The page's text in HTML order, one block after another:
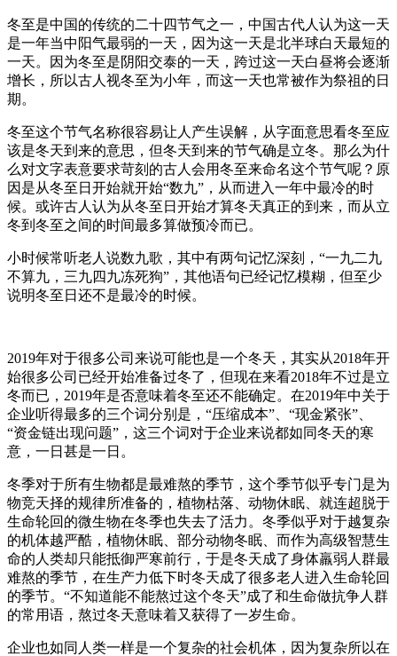
冬至是中国的传统的二十四节气之一，中国古代人认为这一天
是一年当中阳气最弱的一天，因为这一天是北半球白天最短的
一天。因为冬至是阴阳交泰的一天，跨过这一天白昼将会逐渐
增长，所以古人视冬至为小年，而这一天也常被作为祭祖的日
期。
冬至这个节气名称很容易让人产生误解，从字面意思看冬至应
该是冬天到来的意思，但冬天到来的节气确是立冬。那么为什
么对文字表意要求苛刻的古人会用冬至来命名这个节气呢？原
因是从冬至日开始就开始“数九”，从而进入一年中最冷的时
候。或许古人认为从冬至日开始才算冬天真正的到来，而从立
冬到冬至之间的时间最多算做预冷而已。
小时候常听老人说数九歌，其中有两句记忆深刻，“一九二九
不算九，三九四九冻死狗”，其他语句已经记忆模糊，但至少
说明冬至日还不是最冷的时候。
2019年对于很多公司来说可能也是一个冬天，其实从2018年开
始很多公司已经开始准备过冬了，但现在来看2018年不过是立
冬而已，2019年是否意味着冬至还不能确定。在2019年中关于
企业听得最多的三个词分别是，“压缩成本”、“现金紧张”、
“资金链出现问题”，这三个词对于企业来说都如同冬天的寒
意，一日甚是一日。
冬季对于所有生物都是最难熬的季节，这个季节似乎专门是为
物竞天择的规律所准备的，植物枯落、动物休眠、就连超脱于
生命轮回的微生物在冬季也失去了活力。冬季似乎对于越复杂
的机体越严酷，植物休眠、部分动物冬眠、而作为高级智慧生
命的人类却只能抵御严寒前行，于是冬天成了身体羸弱人群最
难熬的季节，在生产力低下时冬天成了很多老人进入生命轮回
的季节。“不知道能不能熬过这个冬天”成了和生命做抗争人群
的常用语，熬过冬天意味着又获得了一岁生命。
企业也如同人类一样是一个复杂的社会机体，因为复杂所以在